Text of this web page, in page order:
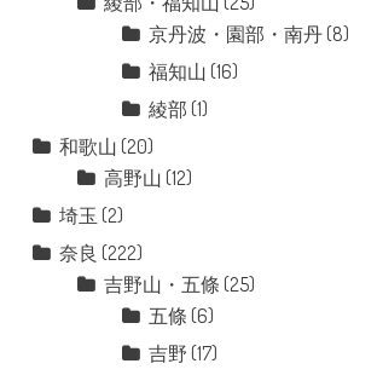
京丹波・園部・南丹(8)
福知山 (16)
綾部 (1)
和歌山 (20)
高野山 (12)
埼玉 (2)
奈良 (222)
吉野山・五條 (25)
五條 (6)
吉野 (17)